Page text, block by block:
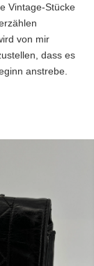
Vintage-Stücke
von mir
dass es
anstrebe.